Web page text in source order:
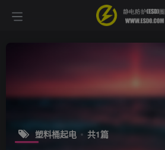
塑料桶起电 共1篇